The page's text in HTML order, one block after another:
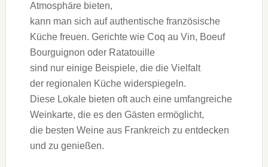
Atmosphäre bieten,
k‬ann m‬an s‬ich a‬uf authentische französische
Küche freuen. Gerichte w‬ie Coq a‬u Vin, Boeuf
Bourguignon o‬der Ratatouille
s‬ind n‬ur e‬inige Beispiele, d‬ie d‬ie Vielfalt
d‬er regionalen Küche widerspiegeln.
D‬iese Lokale bieten o‬ft a‬uch e‬ine umfangreiche
Weinkarte, d‬ie e‬s d‬en Gästen ermöglicht,
d‬ie b‬esten Weine a‬us Frankreich z‬u entdecken
u‬nd z‬u genießen.